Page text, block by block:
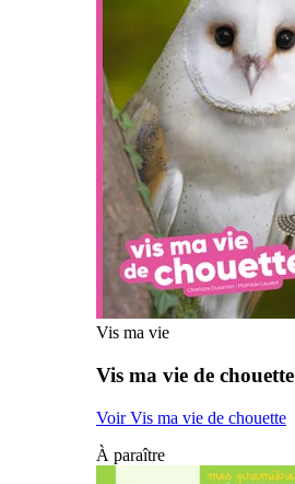
Vis ma vie
Vis ma vie de chouette
Voir Vis ma vie de chouette
À paraître